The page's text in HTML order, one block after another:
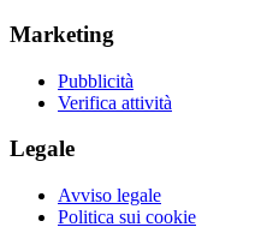
Marketing
Pubblicità
Verifica attività
Legale
Avviso legale
Politica sui cookie